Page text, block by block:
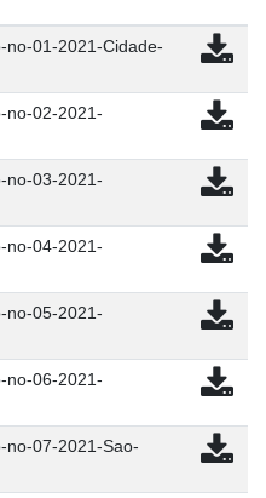
no-01-2021-Cidade-
no-02-2021-
no-03-2021-
no-04-2021-
no-05-2021-
no-06-2021-
no-07-2021-Sao-